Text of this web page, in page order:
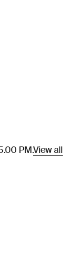
PM.View all